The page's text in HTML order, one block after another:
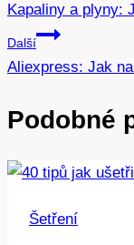
pro
příspěvek
Kapaliny a plyny:
Další
Aliexpress: Jak
Podobné
Šetření